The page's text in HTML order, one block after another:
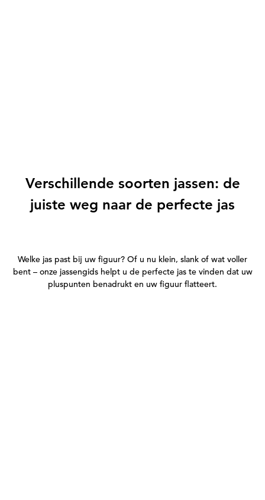
Verschillende soorten jassen: de
juiste weg naar de perfecte jas
Welke jas past bij uw figuur? Of u nu klein, slank of wat voller
bent – onze jassengids helpt u de perfecte jas te vinden dat uw
pluspunten benadrukt en uw figuur flatteert.